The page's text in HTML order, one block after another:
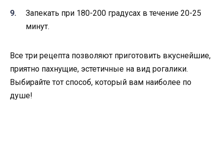
Запекать при 180-200 градусах в течение 20-25
минут.
Все три рецепта позволяют приготовить вкуснейшие,
приятно пахнущие, эстетичные на вид рогалики.
Выбирайте тот способ, который вам наиболее по
душе!